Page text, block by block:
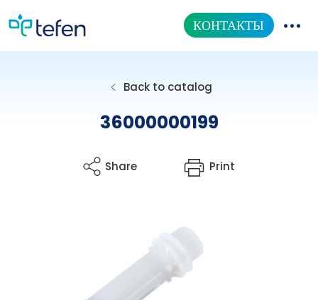
КОНТАКТЫ
НАША ПРОДУКЦИЯ
Back to catalog
36000000199
Share Print